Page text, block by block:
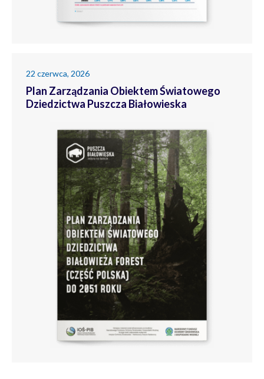
22 czerwca, 2026
Plan Zarządzania Obiektem Światowego
Dziedzictwa Puszcza Białowieska